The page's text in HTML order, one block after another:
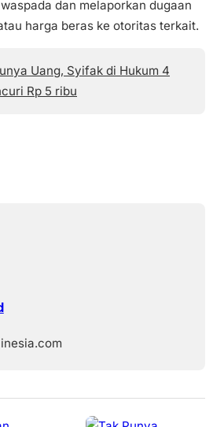
dan melaporkan dugaan
harga beras ke otoritas terkait.
Uang, Syifak di Hukum 4
Rp 5 ribu